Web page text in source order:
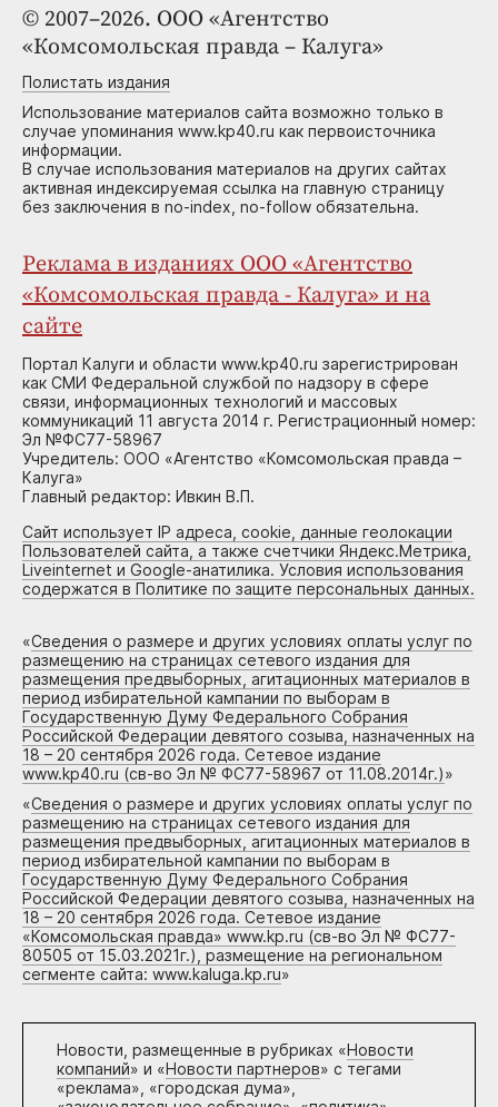
© 2007–2026. ООО «Агентство
«Комсомольская правда – Калуга»
Полистать издания
Использование материалов сайта возможно только в
случае упоминания www.kp40.ru как первоисточника
информации.
В случае использования материалов на других сайтах
активная индексируемая ссылка на главную страницу
без заключения в no-index, no-follow обязательна.
Реклама в изданиях ООО «Агентство
«Комсомольская правда - Калуга» и на
сайте
Портал Калуги и области www.kp40.ru зарегистрирован
как СМИ Федеральной службой по надзору в сфере
связи, информационных технологий и массовых
коммуникаций 11 августа 2014 г. Регистрационный номер:
Эл №ФС77-58967
Учредитель: ООО «Агентство «Комсомольская правда –
Калуга»
Главный редактор: Ивкин В.П.
Сайт использует IP адреса, cookie, данные геолокации
Пользователей сайта, а также счетчики Яндекс.Метрика,
Liveinternet и Google-анатилика. Условия использования
содержатся в Политике по защите персональных данных.
«Сведения о размере и других условиях оплаты услуг по
размещению на страницах сетевого издания для
размещения предвыборных, агитационных материалов в
период избирательной кампании по выборам в
Государственную Думу Федерального Собрания
Российской Федерации девятого созыва, назначенных на
18 – 20 сентября 2026 года. Сетевое издание
www.kp40.ru (св-во Эл № ФС77-58967 от 11.08.2014г.)»
«Сведения о размере и других условиях оплаты услуг по
размещению на страницах сетевого издания для
размещения предвыборных, агитационных материалов в
период избирательной кампании по выборам в
Государственную Думу Федерального Собрания
Российской Федерации девятого созыва, назначенных на
18 – 20 сентября 2026 года. Сетевое издание
«Комсомольская правда» www.kp.ru (св-во Эл № ФС77-
80505 от 15.03.2021г.), размещение на региональном
сегменте сайта: www.kaluga.kp.ru»
Новости, размещенные в рубриках «Новости
компаний» и «Новости партнеров» с тегами
«реклама», «городская дума»,